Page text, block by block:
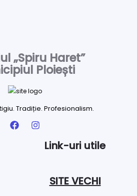
„Spiru Haret”
Ploiești
Tradiție. Profesionalism.
Link-uri utile
SITE VECHI